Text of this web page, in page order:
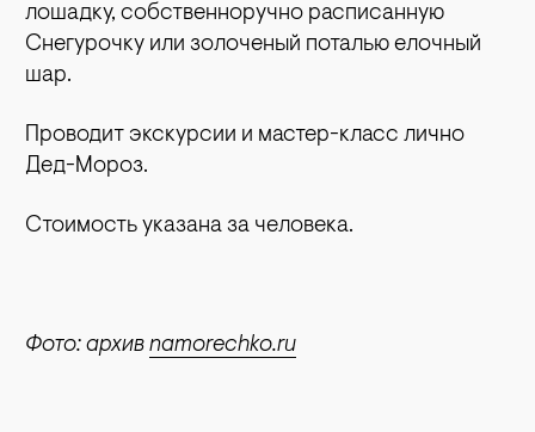
лошадку, собственноручно расписанную
Снегурочку или золоченый поталью елочный
шар.
Проводит экскурсии и мастер-класс лично
Дед-Мороз.
Стоимость указана за человека.
Фото: архив namorechko.ru